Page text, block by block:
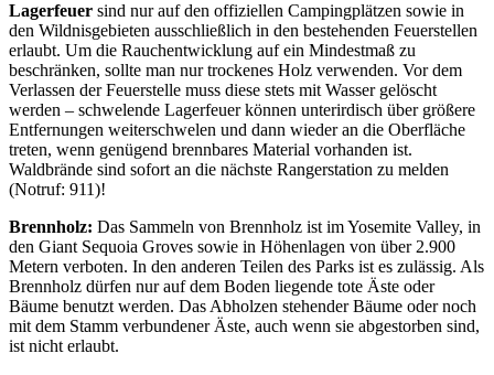
Lagerfeuer sind nur auf den offiziellen Campingplätzen sowie in
den Wildnisgebieten ausschließlich in den bestehenden Feuerstellen
erlaubt. Um die Rauchentwicklung auf ein Mindestmaß zu
beschränken, sollte man nur trockenes Holz verwenden. Vor dem
Verlassen der Feuerstelle muss diese stets mit Wasser gelöscht
werden – schwelende Lagerfeuer können unterirdisch über größere
Entfernungen weiterschwelen und dann wieder an die Oberfläche
treten, wenn genügend brennbares Material vorhanden ist.
Waldbrände sind sofort an die nächste Rangerstation zu melden
(Notruf: 911)!
Brennholz: Das Sammeln von Brennholz ist im Yosemite Valley, in
den Giant Sequoia Groves sowie in Höhenlagen von über 2.900
Metern verboten. In den anderen Teilen des Parks ist es zulässig. Als
Brennholz dürfen nur auf dem Boden liegende tote Äste oder
Bäume benutzt werden. Das Abholzen stehender Bäume oder noch
mit dem Stamm verbundener Äste, auch wenn sie abgestorben sind,
ist nicht erlaubt.